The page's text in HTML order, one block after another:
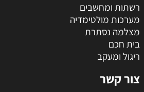
רשתות ומחשבים
מערכות מולטימדיה
מצלמה נסתרת
בית חכם
ריגול ומעקב
צור קשר